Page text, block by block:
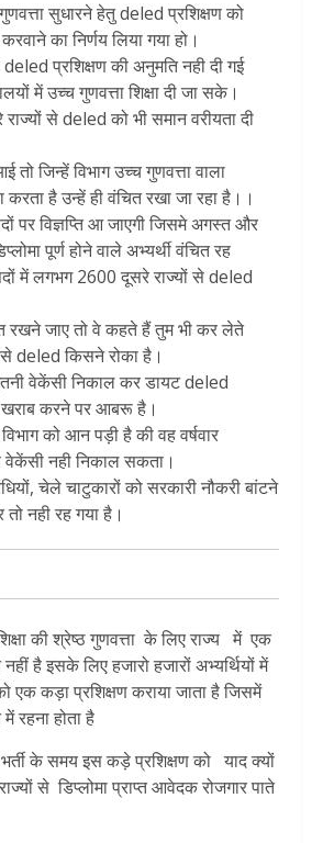
सुधारने हेतु deled प्रशिक्षण को
का निर्णय लिया गया हो।
प्रशिक्षण की अनुमति नही दी गई
में उच्च गुणवत्ता शिक्षा दी जा सके।
से deled को भी समान वरीयता दी
जिन्हें विभाग उच्च गुणवत्ता वाला
करता है उन्हें ही वंचित रखा जा रहा है।।
पर विज्ञप्ति आ जाएगी जिसमे अगस्त और
पूर्ण होने वाले अभ्यर्थी वंचित रह
में लगभग 2600 दूसरे राज्यों से deled
रखने जाए तो वे कहते हैं तुम भी कर लेते
से deled किसने रोका है।
वेकेंसी निकाल कर डायट deled
खराब करने पर आबरू है।
को आन पड़ी है की वह वर्षवार
नही निकाल सकता।
चेले चाटुकारों को सरकारी नौकरी बांटने
नही रह गया है।
की श्रेष्ठ गुणवत्ता के लिए राज्य में एक
है इसके लिए हजारो हजारों अभ्यर्थियों में
एक कड़ा प्रशिक्षण कराया जाता है जिसमें
रहना होता है
भर्ती के समय इस कड़े प्रशिक्षण को याद क्यों
से डिप्लोमा प्राप्त आवेदक रोजगार पाते